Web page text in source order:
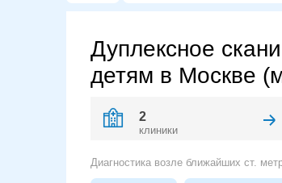
Дуплексное
детям в Москве
2
клиники
Диагностика возле ближайших ст.